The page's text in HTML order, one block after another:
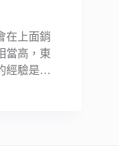
在上面銷
當高，東
經驗是…